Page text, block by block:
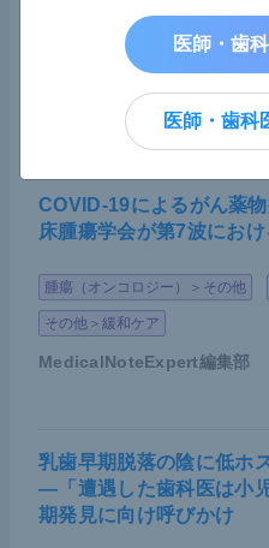
その他＞その他
藤田医科大学医科学研究セ
学部 先端医科学研究所 訪問
先生
COVID-19によるがん薬
床腫瘍学会が第7波にお
腫瘍（オンコロジー）＞その他
その他＞緩和ケア
MedicalNoteExpert編集部
乳歯早期脱落の陰に低ホ
―「遭遇した歯科医は小
期発見に向け呼びかけ
医師・歯科
医師・歯